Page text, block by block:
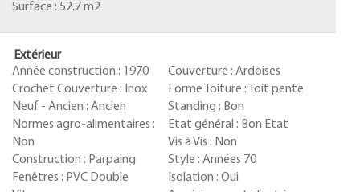
Surface : 52.7 m2
Extérieur
Année construction : 1970 Couverture : Ardoises
Crochet Couverture : Inox Forme Toiture :
Toit pente
Neuf - Ancien : Ancien Standing : Bon
Normes agro-alimentaires :
Non
Etat général : Bon Etat
Vis à Vis : Non
Construction : Parpaing Style : Années 70
Fenêtres : PVC Double
Isolation : Oui